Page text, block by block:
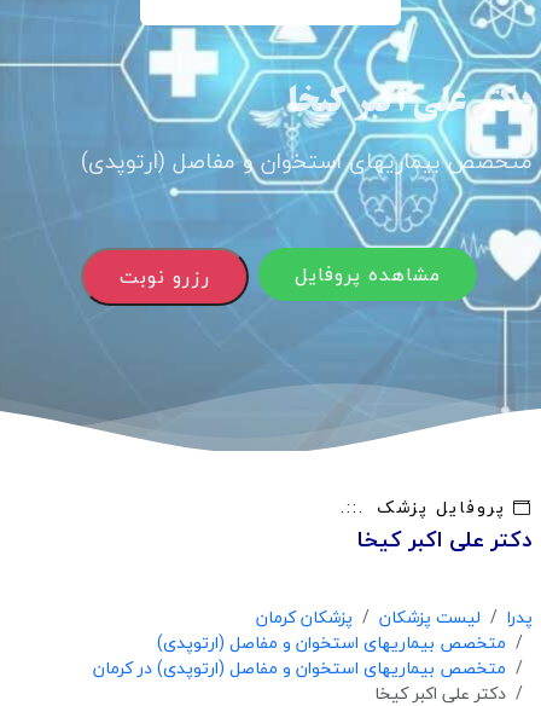
دکتر علی اکبر کیخا
متخصص بیماریهای استخوان و مفاصل (ارتوپدی)
رزرو نوبت مشاهده پروفایل
پروفایل پزشک
دکتر علی اکبر کیخا
پدرا لیست پزشکان
پزشکان کرمان
متخصص بیماریهای استخوان و مفاصل (ارتوپدی)
متخصص بیماریهای استخوان و مفاصل (ارتوپدی) در کرمان
دکتر علی اکبر کیخا